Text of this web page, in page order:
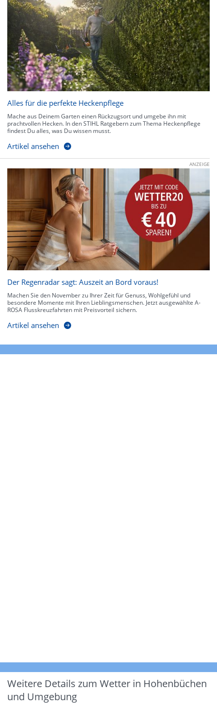
Alles für die perfekte Heckenpflege
Mache aus Deinem Garten einen Rückzugsort und umgebe ihn mit
prachtvollen Hecken. In den STIHL Ratgebern zum Thema Heckenpflege
findest Du alles, was Du wissen musst.
Artikel ansehen
ANZEIGE
Der Regenradar sagt: Auszeit an Bord voraus!
Machen Sie den November zu Ihrer Zeit für Genuss, Wohlgefühl und
besondere Momente mit Ihren Lieblingsmenschen. Jetzt ausgewählte A-
ROSA Flusskreuzfahrten mit Preisvorteil sichern.
Artikel ansehen
Weitere Details zum Wetter in Hohenbüchen
und Umgebung